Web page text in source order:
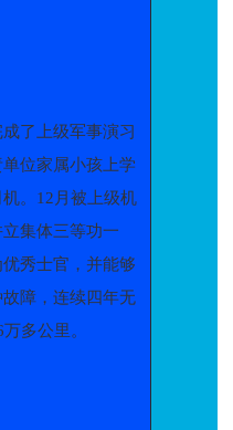
了上级军事演习
位家属小孩上学
。12月被上级机
集体三等功一
秀士官，并能够
障，连续四年无
多公里。